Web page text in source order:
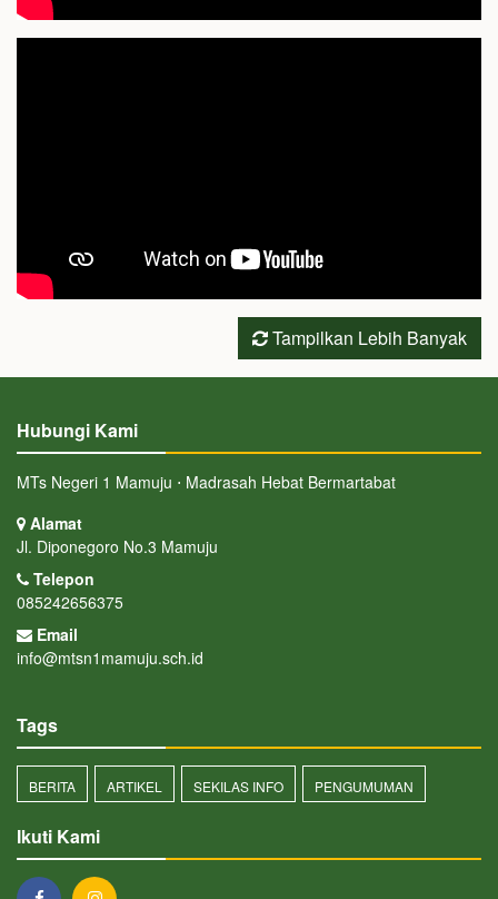
Tampilkan Lebih Banyak
Hubungi Kami
MTs Negeri 1 Mamuju ⋅ Madrasah Hebat Bermartabat
Alamat
Jl. Diponegoro No.3 Mamuju
Telepon
085242656375
Email
info@mtsn1mamuju.sch.id
Tags
BERITA ARTIKEL SEKILAS INFO PENGUMUMAN
Ikuti Kami